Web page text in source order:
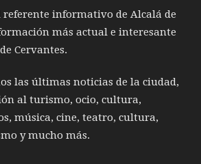
referente informativo de Alcalá de
más actual e interesante
Cervantes.
las últimas noticias de la ciudad,
al turismo, ocio, cultura,
música, cine, teatro, cultura,
y mucho más.